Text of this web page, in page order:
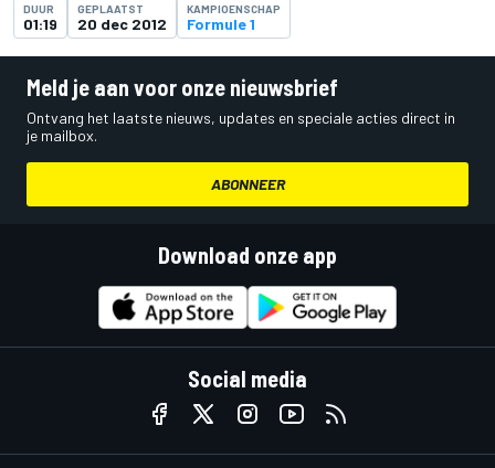
DUUR
01:19
GEPLAATST
20 dec 2012
KAMPIOENSCHAP
Formule 1
Meld je aan voor onze nieuwsbrief
Ontvang het laatste nieuws, updates en speciale acties direct in
je mailbox.
ABONNEER
Download onze app
Social media